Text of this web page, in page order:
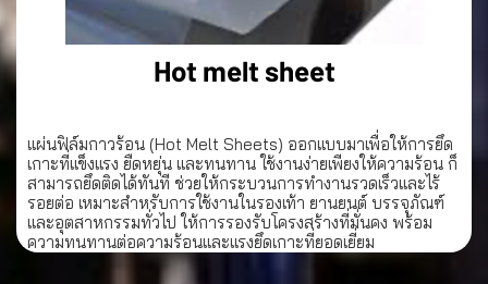
Hot melt sheet
แผ่นฟิล์มกาวร้อน (Hot Melt Sheets) ออกแบบมาเพื่อให้การยึด
เกาะที่แข็งแรง ยืดหยุ่น และทนทาน ใช้งานง่ายเพียงให้ความร้อน ก็
สามารถยึดติดได้ทันที ช่วยให้กระบวนการทำงานรวดเร็วและไร้
รอยต่อ เหมาะสำหรับการใช้งานในรองเท้า ยานยนต์ บรรจุภัณฑ์
และอุตสาหกรรมทั่วไป ให้การรองรับโครงสร้างที่มั่นคง พร้อม
ความทนทานต่อความร้อนและแรงยึดเกาะที่ยอดเยี่ยม